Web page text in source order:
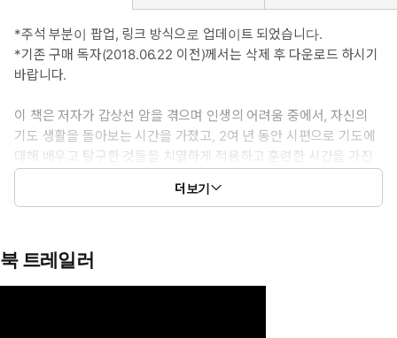
*주석 부분이 팝업, 링크 방식으로 업데이트 되었습니다.
*기존 구매 독자(2018.06.22 이전)께서는 삭제 후 다운로드 하시기
바랍니다.
이 책은 저자가 갑상선 암을 겪으며 인생의 어려움 중에서, 자신의
기도 생활을 돌아보는 시간을 가졌고, 2여 년 동안 시편으로 기도에
대해 배우고 탐구한 것들을 치열하게 적용하고 훈련한 시간을 가진
후에 얻은 결과물이다. 의무를 지나 기쁨에 이르는 길 찾기에 성공한
더보기
북 트레일러